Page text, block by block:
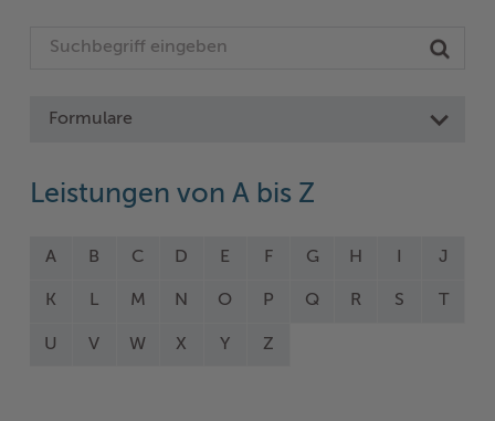
Formulare
Leistungen von A bis Z
A B C D E F G H J
K L M N O P Q R S T
U V W X Y Z